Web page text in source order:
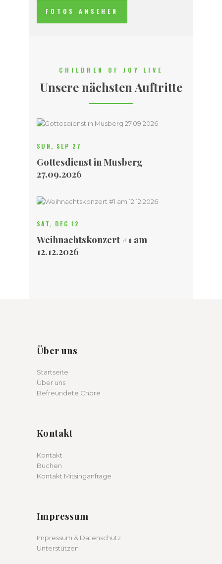
FOTOS ANSEHEN
CHILDREN OF JOY LIVE
Unsere nächsten Auftritte
SUN, SEP 27
Gottesdienst in Musberg
27.09.2026
SAT, DEC 12
Weihnachtskonzert #1 am
12.12.2026
Über uns
Startseite
Über uns
Befreundete Chöre
Kontakt
Kontakt
Buchen
Kontakt Mitsinganfrage
Impressum
Impressum & Datenschutz
Unterstützen